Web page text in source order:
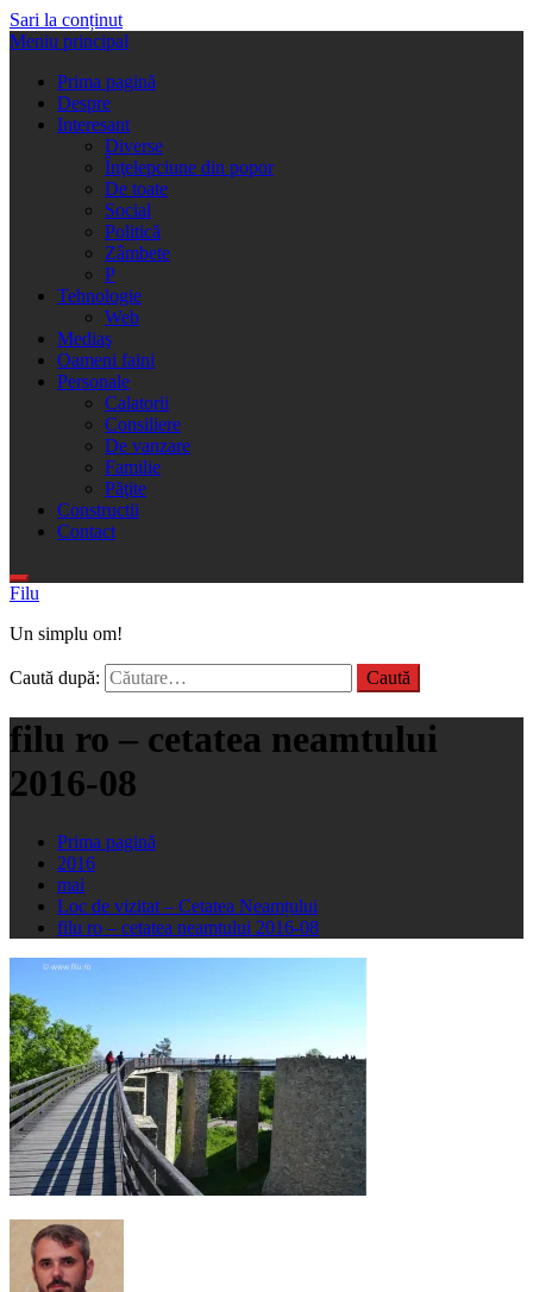
Sari la conținut
Meniu principal
Prima pagină
Despre
Interesant
Diverse
Înţelepciune din popor
De toate
Social
Politică
Zâmbete
P
Tehnologie
Web
Mediaş
Oameni faini
Personale
Calatorii
Consiliere
De vanzare
Familie
Păţite
Constructii
Contact
Filu
Un simplu om!
Caută după:
filu ro – cetatea neamtului
2016-08
Prima pagină
2016
mai
Loc de vizitat – Cetatea Neamțului
filu ro – cetatea neamtului 2016-08